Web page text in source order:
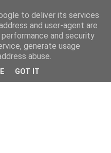
to deliver its services
and user-agent are
and security
generate usage
abuse.
GOT IT